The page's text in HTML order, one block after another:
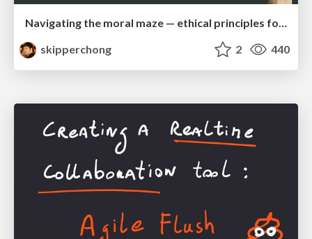
Navigating the moral maze — ethical principles for Al-driven product design
skipperchong
2 440